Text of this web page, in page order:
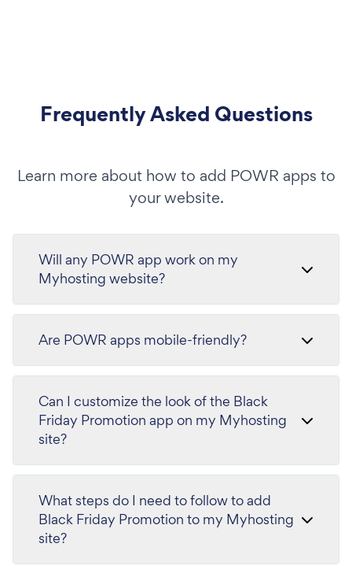
Frequently Asked Questions
Learn more about how to add POWR apps to
your website.
Will any POWR app work on my
Myhosting website?
Are POWR apps mobile-friendly?
Can I customize the look of the Black
Friday Promotion app on my Myhosting
site?
What steps do I need to follow to add
Black Friday Promotion to my Myhosting
site?